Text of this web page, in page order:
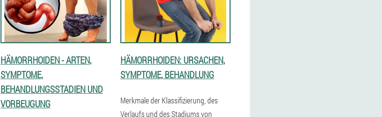
HÄMORRHOIDEN - ARTEN,
SYMPTOME,
BEHANDLUNGSSTADIEN UND
VORBEUGUNG
HÄMORRHOIDEN: URSACHEN,
SYMPTOME, BEHANDLUNG
Merkmale der Klassifizierung, des
Verlaufs und des Stadiums von